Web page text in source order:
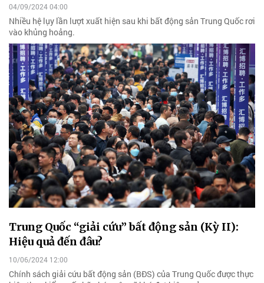
04/09/2024 04:00
Nhiều hệ lụy lần lượt xuất hiện sau khi bất động sản Trung Quốc rơi
vào khủng hoảng.
Trung Quốc “giải cứu” bất động sản (Kỳ II):
Hiệu quả đến đâu?
10/06/2024 12:00
Chính sách giải cứu bất động sản (BĐS) của Trung Quốc được thực